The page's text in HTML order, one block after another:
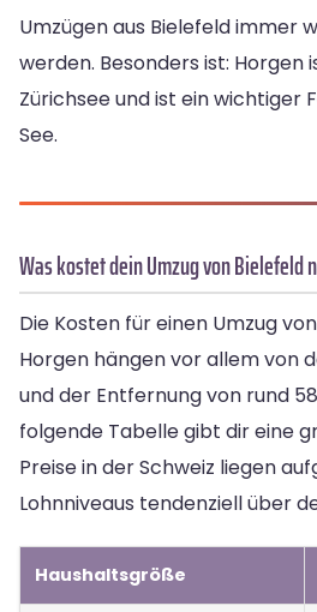
Umzügen aus Bielefeld immer
werden. Besonders ist: Horgen
Zürichsee und ist ein wichtiger
See.
Was kostet dein Umzug von Bielefeld
Die Kosten für einen Umzug
Horgen hängen vor allem von
und der Entfernung von rund
folgende Tabelle gibt dir eine
Preise in der Schweiz liegen
Lohnniveaus tendenziell über
Haushaltsgröße